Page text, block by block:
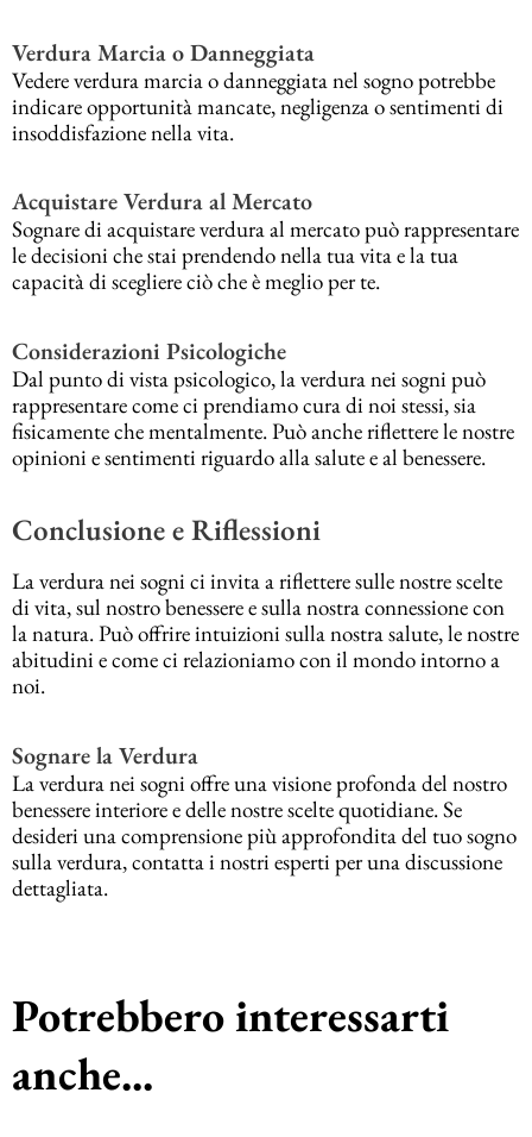
Verdura Marcia o Danneggiata
Vedere verdura marcia o danneggiata nel sogno potrebbe
indicare opportunità mancate, negligenza o sentimenti di
insoddisfazione nella vita.
Acquistare Verdura al Mercato
Sognare di acquistare verdura al mercato può rappresentare
le decisioni che stai prendendo nella tua vita e la tua
capacità di scegliere ciò che è meglio per te.
Considerazioni Psicologiche
Dal punto di vista psicologico, la verdura nei sogni può
rappresentare come ci prendiamo cura di noi stessi, sia
fisicamente che mentalmente. Può anche riflettere le nostre
opinioni e sentimenti riguardo alla salute e al benessere.
Conclusione e Riflessioni
La verdura nei sogni ci invita a riflettere sulle nostre scelte
di vita, sul nostro benessere e sulla nostra connessione con
la natura. Può offrire intuizioni sulla nostra salute, le nostre
abitudini e come ci relazioniamo con il mondo intorno a
noi.
Sognare la Verdura
La verdura nei sogni offre una visione profonda del nostro
benessere interiore e delle nostre scelte quotidiane. Se
desideri una comprensione più approfondita del tuo sogno
sulla verdura, contatta i nostri esperti per una discussione
dettagliata.
Potrebbero interessarti
anche...